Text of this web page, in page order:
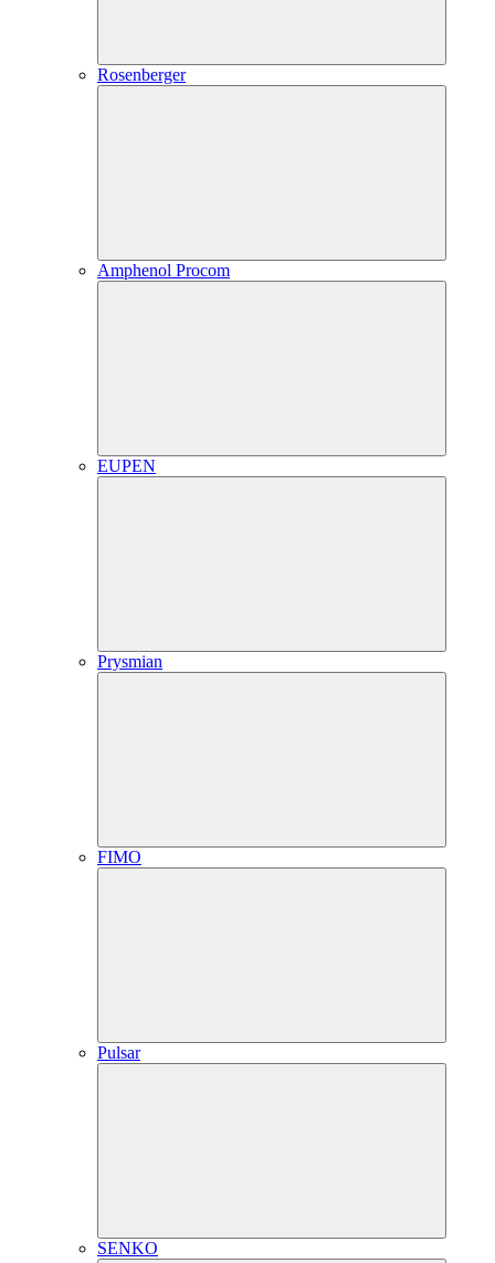
Rosenberger
Amphenol Procom
EUPEN
Prysmian
FIMO
Pulsar
SENKO